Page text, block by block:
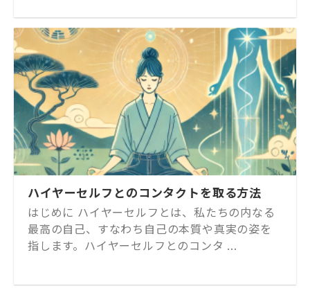
ハイヤーセルフとのコンタクトを取る方法
はじめに ハイヤーセルフとは、私たちの内なる
最高の自己、すなわち自己の本質や真実の姿を
指します。ハイヤーセルフとのコンタ ...